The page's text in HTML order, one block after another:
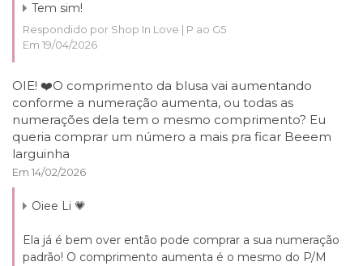
Tem sim!
Respondido por Shop In Love | P ao G5
Em 19/04/2026
OIE! ❤️O comprimento da blusa vai aumentando
conforme a numeração aumenta, ou todas as
numerações dela tem o mesmo comprimento? Eu
queria comprar um número a mais pra ficar Beeem
larguinha
Em 14/02/2026
Oiee Li 💗
Ela já é bem over então pode comprar a sua numeração
padrão! O comprimento aumenta é o mesmo do P/M